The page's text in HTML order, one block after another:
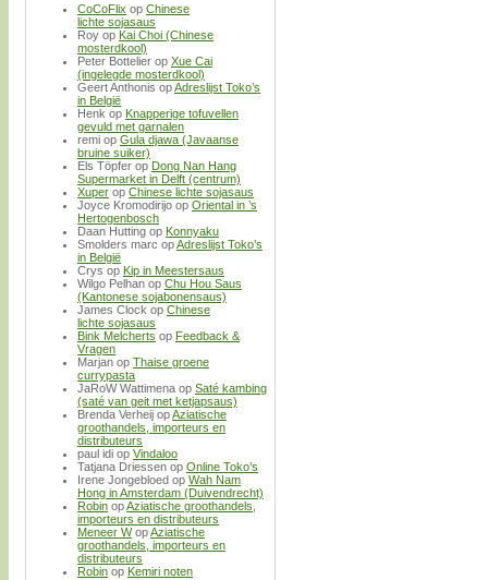
CoCoFlix op Chinese
lichte sojasaus
Roy op Kai Choi (Chinese
mosterdkool)
Peter Bottelier op Xue Cai
(ingelegde mosterdkool)
Geert Anthonis opAdreslijst Toko’s
in België
Henk op Knapperige tofuvellen
gevuld met garnalen
remi op Gula djawa (Javaanse
bruine suiker)
Els Töpfer op Dong Nan Hang
Supermarket in Delft (centrum)
Xuper op Chinese lichte sojasaus
Joyce Kromodirijo op Oriental in ’s
Hertogenbosch
Daan Hutting op Konnyaku
Smolders marc opAdreslijst Toko’s
in België
Crys op Kip in Meestersaus
Wilgo Pelhan op Chu Hou Saus
(Kantonese sojabonensaus)
James Clock op Chinese
lichte sojasaus
Bink Melcherts op Feedback &
Vragen
Marjan op Thaise groene
currypasta
JaRoW Wattimena op Saté kambing
(saté van geit met ketjapsaus)
Brenda Verheij opAziatische
groothandels, importeurs en
distributeurs
paul idi op Vindaloo
Tatjana Driessen op Online Toko’s
Irene Jongebloed op Wah Nam
Hong in Amsterdam (Duivendrecht)
Robin opAziatische groothandels,
importeurs en distributeurs
Meneer WopAziatische
groothandels, importeurs en
distributeurs
Robin op Kemiri noten